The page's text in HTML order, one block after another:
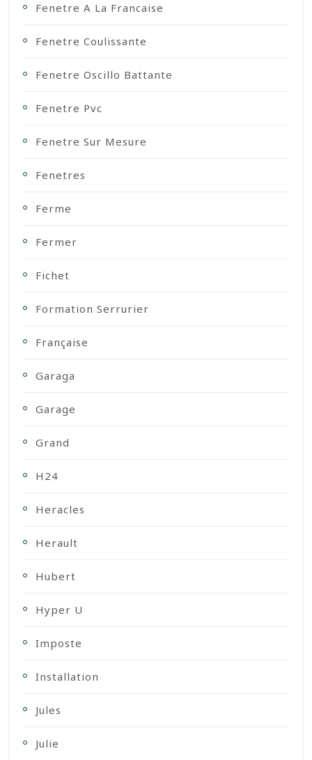
Fenetre A La Francaise
Fenetre Coulissante
Fenetre Oscillo Battante
Fenetre Pvc
Fenetre Sur Mesure
Fenetres
Ferme
Fermer
Fichet
Formation Serrurier
Française
Garaga
Garage
Grand
H24
Heracles
Herault
Hubert
Hyper U
Imposte
Installation
Jules
Julie